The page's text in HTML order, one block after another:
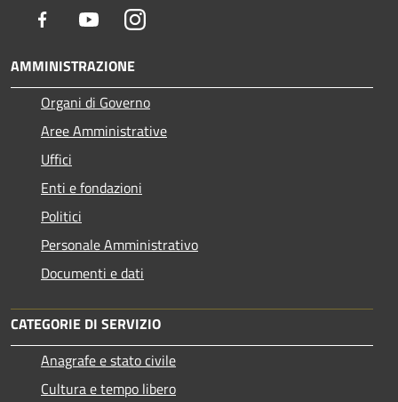
Facebook YoutubeInstagram
AMMINISTRAZIONE
Organi di Governo
Aree Amministrative
Uffici
Enti e fondazioni
Politici
Personale Amministrativo
Documenti e dati
CATEGORIE DI SERVIZIO
Anagrafe e stato civile
Cultura e tempo libero